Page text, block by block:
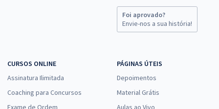
Foi aprovado?
Envie-nos a sua história!
CURSOS ONLINE
Assinatura Ilimitada
Coaching para Concursos
Exame de Ordem
PÁGINAS ÚTEIS
Depoimentos
Material Grátis
Aulas ao Vivo